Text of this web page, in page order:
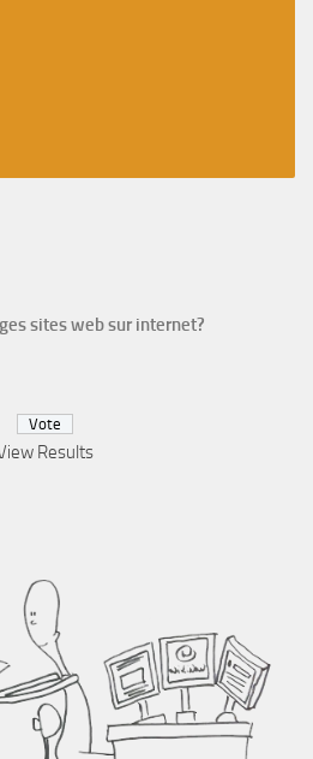
sites web sur internet?
Results